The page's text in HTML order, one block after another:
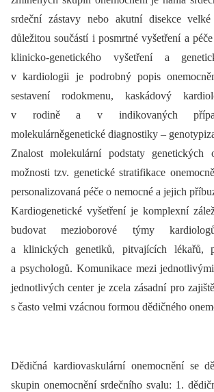
srdeční zástavy nebo akutní disekce
důležitou součástí i posmrtné vyšetření a
klinicko-genetického vyšetření a
v kardiologii je podrobný popis
sestavení rodokmenu, kaskádový
v rodině a v indikovaných
molekulárněgenetické diagnostiky –⁠
Znalost molekulární podstaty genetických
možnosti tzv. genetické stratifikace
personalizovaná péče o nemocné a jejich
Kardiogenetické vyšetření je komplexní
budovat mezioborové týmy
a klinických genetiků, pitvajících lékařů,
a psychologů. Komunikace mezi
jednotlivých center je zcela zásadní pro
s často velmi vzácnou formou dědičného
Dědičná kardiovaskulární onemocnění se
skupin onemocnění srdečního svalu: 1.